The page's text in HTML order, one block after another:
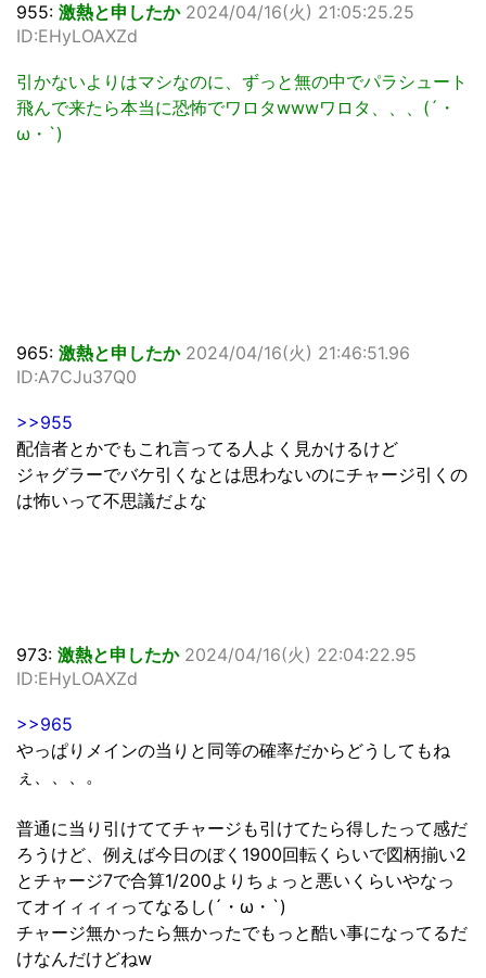
955: 激熱と申したか 2024/04/16(火) 21:05:25.25
ID:EHyLOAXZd
引かないよりはマシなのに、ずっと無の中でパラシュート
飛んで来たら本当に恐怖でワロタwwwワロタ、、、(´・
ω・`)
965: 激熱と申したか 2024/04/16(火) 21:46:51.96
ID:A7CJu37Q0
>>955
配信者とかでもこれ言ってる人よく見かけるけど
ジャグラーでバケ引くなとは思わないのにチャージ引くの
は怖いって不思議だよな
973: 激熱と申したか 2024/04/16(火) 22:04:22.95
ID:EHyLOAXZd
>>965
やっぱりメインの当りと同等の確率だからどうしてもね
ぇ、、、。
普通に当り引けててチャージも引けてたら得したって感だ
ろうけど、例えば今日のぼく1900回転くらいで図柄揃い2
とチャージ7で合算1/200よりちょっと悪いくらいやなっ
てオイィィィってなるし(´・ω・`)
チャージ無かったら無かったでもっと酷い事になってるだ
けなんだけどねw